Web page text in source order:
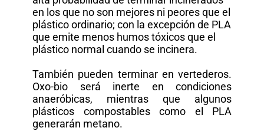
en los que no son mejores ni peores que el
plástico ordinario; con la excepción de PLA
que emite menos humos tóxicos que el
plástico normal cuando se incinera.
También pueden terminar en vertederos.
Oxo-bio será inerte en condiciones
anaeróbicas, mientras que algunos
plásticos compostables como el PLA
generarán metano.